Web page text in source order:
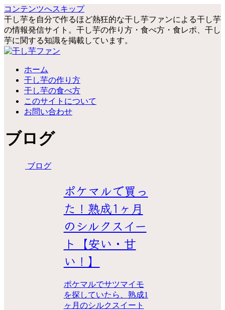
コンテンツへスキップ
干し芋を自分で作るほど熱狂的な干し芋ファンによる干し芋
の情報発信サイト。干し芋の作り方・食べ方・食レポ、干し
芋に関する知識を掲載しています。
ホーム
干し芋の作り方
干し芋の食べ方
このサイトについて
お問い合わせ
ブログ
ブログ
ポケマルで買っ
た！熟成1ヶ月
のシルクスイー
ト【安い・甘
い！】
ポケマルでサツマイモ
を探していたら、熟成1
ヶ月のシルクスイート